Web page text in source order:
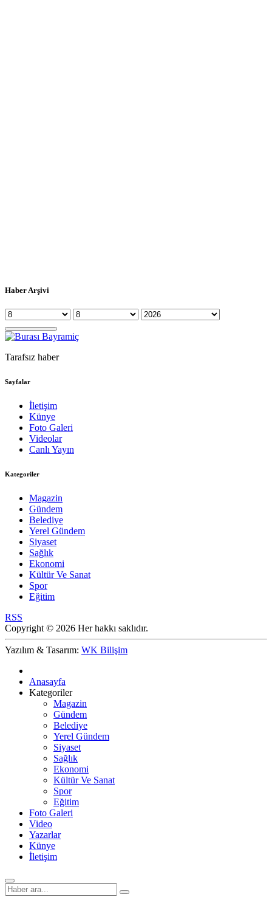
Haber Arşivi
Tarafsız haber
Sayfalar
İletişim
Künye
Foto Galeri
Videolar
Canlı Yayın
Kategoriler
Magazin
Gündem
Belediye
Yerel Gündem
Siyaset
Sağlık
Ekonomi
Kültür Ve Sanat
Spor
Eğitim
RSS
Copyright © 2026 Her hakkı saklıdır.
Yazılım & Tasarım: WK Bilişim
Anasayfa
Kategoriler
Magazin
Gündem
Belediye
Yerel Gündem
Siyaset
Sağlık
Ekonomi
Kültür Ve Sanat
Spor
Eğitim
Foto Galeri
Video
Yazarlar
Künye
İletişim